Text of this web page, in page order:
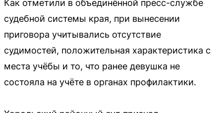
Как отметили в объединённой пресс-службе
судебной системы края, при вынесении
приговора учитывались отсутствие
судимостей, положительная характеристика с
места учёбы и то, что ранее девушка не
состояла на учёте в органах профилактики.